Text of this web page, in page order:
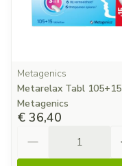
Metagenics
Metarelax Tabl 105+15
Metagenics
€ 36,40